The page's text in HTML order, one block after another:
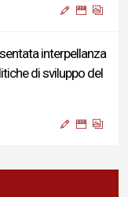
interpellanza
di sviluppo del
e vicinanza al